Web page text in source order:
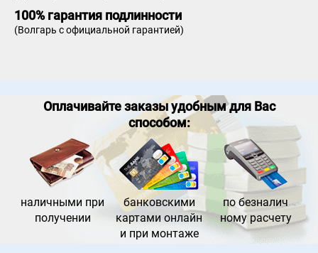
100% гарантия подлинности
(Волгарь с официальной гарантией)
Оплачивайте заказы удобным для Вас
способом:
наличными при
получении
банковскими
картами онлайн
и при монтаже
по безналич
ному расчету